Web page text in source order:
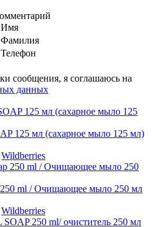
Имя
Фамилия
Телефон
сообщения, я соглашаюсь на
данных
125 мл (cахарное мыло 125 мл)
Wildberries
ml / Очищающее мыло 250 мл
Wildberries